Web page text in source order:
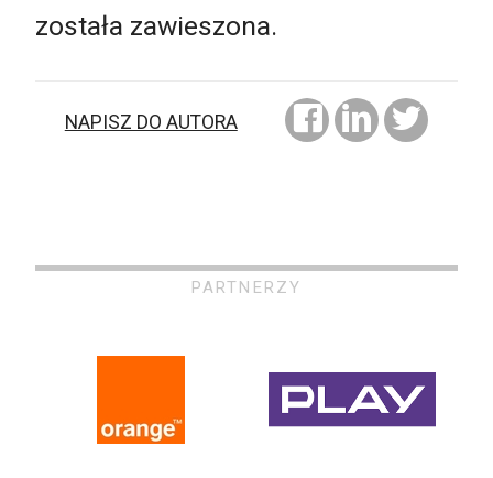
została zawieszona.
NAPISZ DO AUTORA
PARTNERZY